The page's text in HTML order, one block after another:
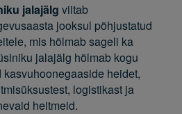
jalajälg viitab
jooksul põhjustatud
mis hõlmab sageli ka
jalajälg hõlmab kogu
heidet,
logistikast ja
heitmeid.